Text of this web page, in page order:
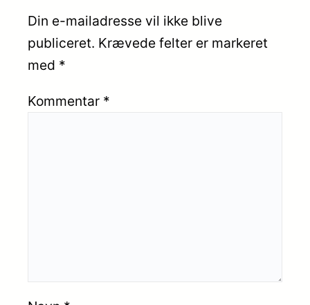
Din e-mailadresse vil ikke blive
publiceret. Krævede felter er markeret
med *
Kommentar *